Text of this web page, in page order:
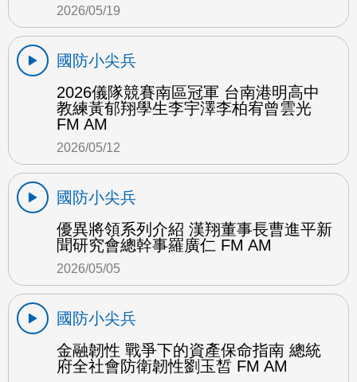
2026/05/19
國防小尖兵
2026儀隊競賽南區冠軍 台南港明高中
教練黃郁翔學生李宇澤李柏宥曾雲光
FM AM
2026/05/12
國防小尖兵
優異將領系列介紹 漢翔董事長曹進平新
聞研究會總幹事羅廣仁 FM AM
2026/05/05
國防小尖兵
金融韌性 戰爭下的資產保命指南 總統
府全社會防衛韌性劉玉皙 FM AM